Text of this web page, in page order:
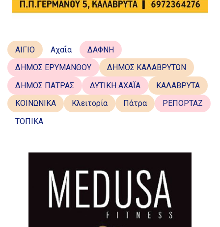
ΑΙΓΙΟ Αχαΐα
ΔΑΦΝΗ
ΔΗΜΟΣ ΕΡΥΜΑΝΘΟΥ
ΔΗΜΟΣ ΚΑΛΑΒΡΥΤΩΝ
ΔΗΜΟΣ ΠΑΤΡΑΣ
ΔΥΤΙΚΗ ΑΧΑΪΑ
ΚΑΛΑΒΡΥΤΑ
ΚΟΙΝΩΝΙΚΑ
Κλειτορία Πάτρα
ΡΕΠΟΡΤΑΖ
ΤΟΠΙΚΑ